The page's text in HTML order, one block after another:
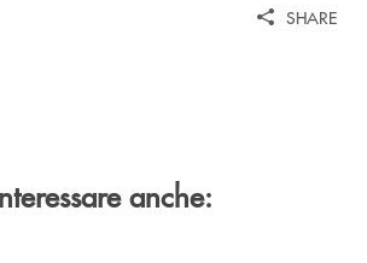
SHARE
anche: